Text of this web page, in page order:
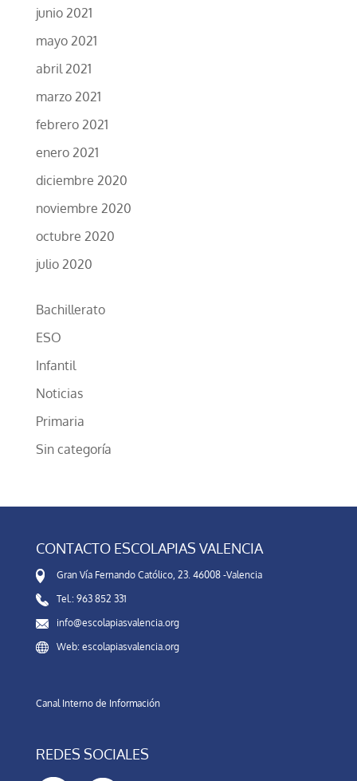
junio 2021
mayo 2021
abril 2021
marzo 2021
febrero 2021
enero 2021
diciembre 2020
noviembre 2020
octubre 2020
julio 2020
Bachillerato
ESO
Infantil
Noticias
Primaria
Sin categoría
CONTACTO ESCOLAPIAS VALENCIA
Gran Vía Fernando Católico, 23. 46008 -Valencia
Tel.: 963 852 331
info@escolapiasvalencia.org
Web: escolapiasvalencia.org
Canal Interno de Información
REDES SOCIALES